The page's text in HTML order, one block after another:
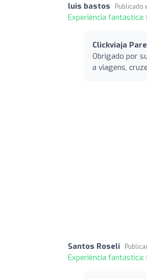
luis bastos Publicado
Experiência fantástica:
Clickviaja
Obrigado por
a viagens,
Santos Roseli
Experiência fantástica: